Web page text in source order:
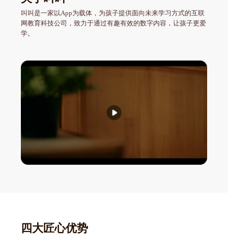
叫叫是一家以App为载体，为孩子提供面向未来学习方式的互联
网教育科技公司，致力于通过有趣有效的数字内容，让孩子更爱
学。
四大匠心优势